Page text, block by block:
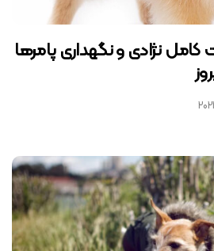
کامل نژادی و نگهداری پامرها